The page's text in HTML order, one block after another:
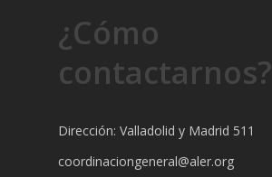
¿Cómo
contactarnos?
Dirección: Valladolid y Madrid 511
coordinaciongeneral@aler.org